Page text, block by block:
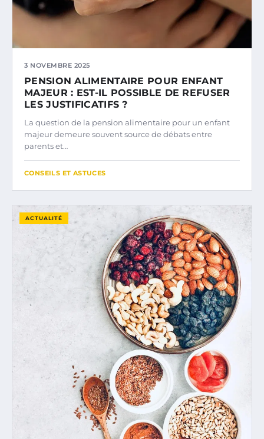
3 NOVEMBRE 2025
PENSION ALIMENTAIRE POUR ENFANT
MAJEUR : EST-IL POSSIBLE DE REFUSER
LES JUSTIFICATIFS ?
La question de la pension alimentaire pour un enfant
majeur demeure souvent source de débats entre
parents et…
CONSEILS ET ASTUCES
ACTUALITÉ